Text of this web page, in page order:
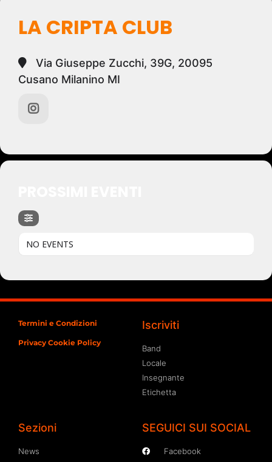
LA CRIPTA CLUB
Via Giuseppe Zucchi, 39G, 20095
Cusano Milanino MI
NO EVENTS
Termini e Condizioni
Privacy Cookie Policy
Iscriviti
Band
Locale
Insegnante
Etichetta
Sezioni
News
SEGUICI SUI SOCIAL
Facebook